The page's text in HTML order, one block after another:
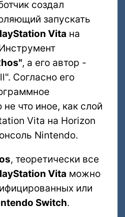
создал
запускать
Vita на
, а его автор -
Согласно его
что иное, как слой
Vita на Horizon
Nintendo.
, теоретически все
Vita можно
или
Switch.